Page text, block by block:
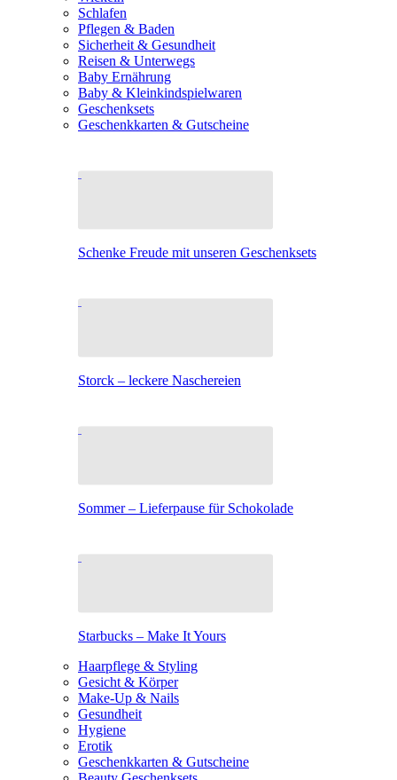
Schlafen
Pflegen & Baden
Sicherheit & Gesundheit
Reisen & Unterwegs
Baby Ernährung
Baby & Kleinkindspielwaren
Geschenksets
Geschenkkarten & Gutscheine
Schenke Freude mit unseren Geschenksets
Storck – leckere Naschereien
Sommer – Lieferpause für Schokolade
Starbucks – Make It Yours
Haarpflege & Styling
Gesicht & Körper
Make-Up & Nails
Gesundheit
Hygiene
Erotik
Geschenkkarten & Gutscheine